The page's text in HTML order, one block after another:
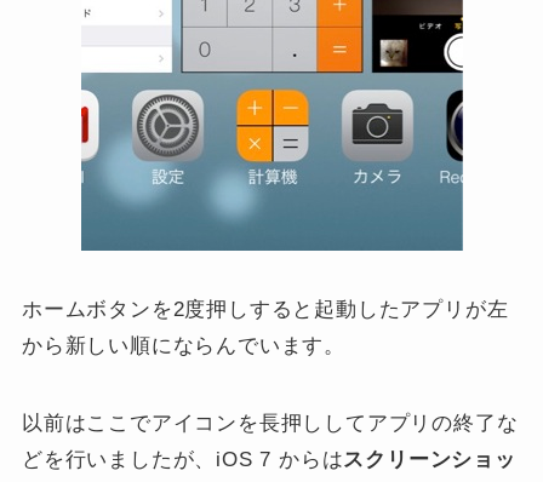
ホームボタンを2度押しすると起動したアプリが左
から新しい順にならんでいます。
以前はここでアイコンを長押ししてアプリの終了な
どを行いましたが、iOS 7 からはスクリーンショッ